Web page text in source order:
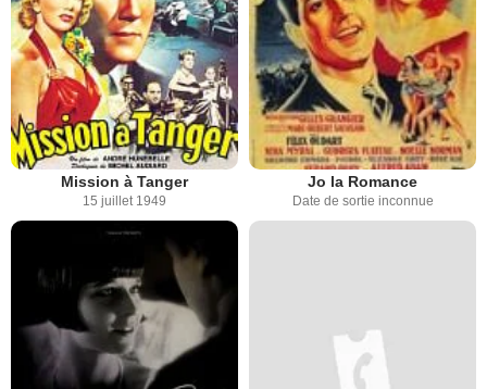
Mission à Tanger
15 juillet 1949
Jo la Romance
Date de sortie inconnue